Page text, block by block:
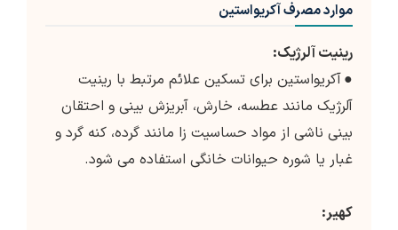
موارد مصرف آکریواستین
رینیت آلرژیک:
●آکریواستین برای تسکین علائم مرتبط با رینیت
آلرژیک مانند عطسه، خارش، آبریزش بینی و احتقان
بینی ناشی از مواد حساسیت زا مانند گرده، کنه گرد و
غبار یا شوره حیوانات خانگی استفاده می شود.
کهیر: